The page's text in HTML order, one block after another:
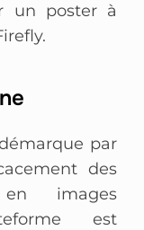
un poster à
par
des
en images
est